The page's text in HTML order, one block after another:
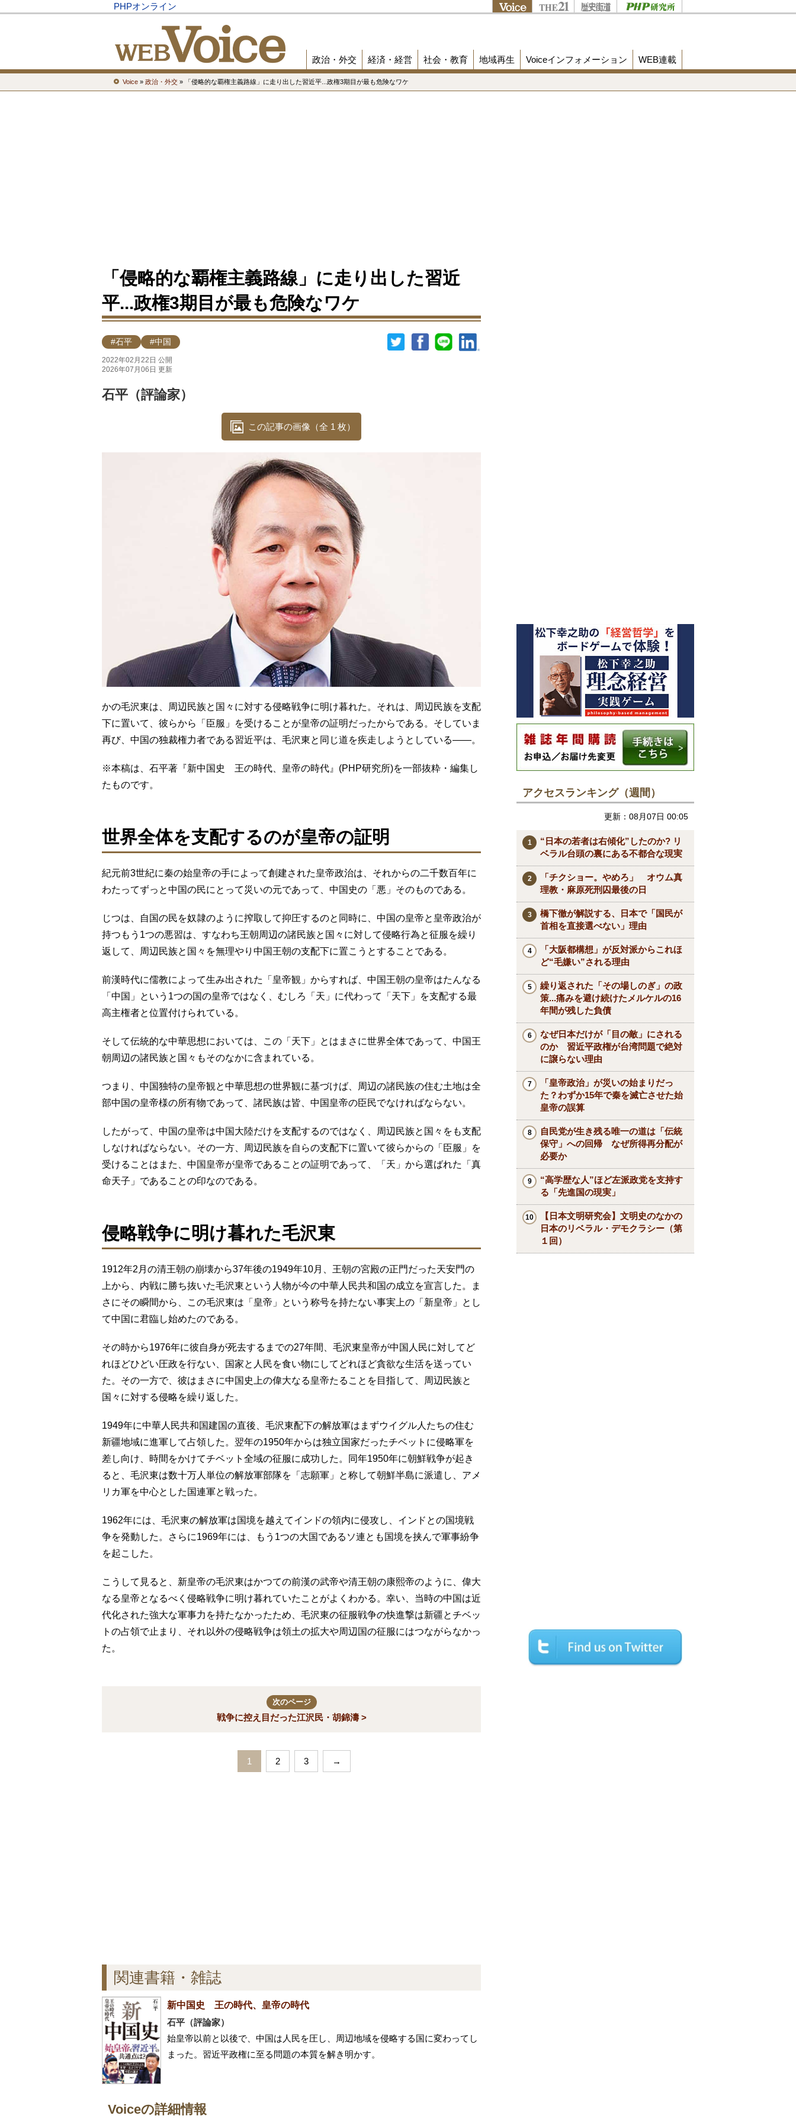
PHPオンライン
政治・外交 経済・経営 社会・教育 地域再生 Voiceインフォメーション WEB連載
Voice » 政治・外交 » 「侵略的な覇権主義路線」に走り出した習近平...政権3期目が最も危険なワケ
「侵略的な覇権主義路線」に走り出した習近
平...政権3期目が最も危険なワケ
#石平 #中国
2022年02月22日 公開
2026年07月06日 更新
石平（評論家）
この記事の画像（全 1 枚）
かの毛沢東は、周辺民族と国々に対する侵略戦争に明け暮れた。それは、周辺民族を支配
下に置いて、彼らから「臣服」を受けることが皇帝の証明だったからである。そしていま
再び、中国の独裁権力者である習近平は、毛沢東と同じ道を疾走しようとしている――。
※本稿は、石平著『新中国史 王の時代、皇帝の時代』(PHP研究所)を一部抜粋・編集し
たものです。
世界全体を支配するのが皇帝の証明
紀元前3世紀に秦の始皇帝の手によって創建された皇帝政治は、それからの二千数百年に
わたってずっと中国の民にとって災いの元であって、中国史の「悪」そのものである。
じつは、自国の民を奴隷のように搾取して抑圧するのと同時に、中国の皇帝と皇帝政治が
持つもう1つの悪習は、すなわち王朝周辺の諸民族と国々に対して侵略行為と征服を繰り
返して、周辺民族と国々を無理やり中国王朝の支配下に置こうとすることである。
前漢時代に儒教によって生み出された「皇帝観」からすれば、中国王朝の皇帝はたんなる
「中国」という1つの国の皇帝ではなく、むしろ「天」に代わって「天下」を支配する最
高主権者と位置付けられている。
そして伝統的な中華思想においては、この「天下」とはまさに世界全体であって、中国王
朝周辺の諸民族と国々もそのなかに含まれている。
つまり、中国独特の皇帝観と中華思想の世界観に基づけば、周辺の諸民族の住む土地は全
部中国の皇帝様の所有物であって、諸民族は皆、中国皇帝の臣民でなければならない。
したがって、中国の皇帝は中国大陸だけを支配するのではなく、周辺民族と国々をも支配
しなければならない。その一方、周辺民族を自らの支配下に置いて彼らからの「臣服」を
受けることはまた、中国皇帝が皇帝であることの証明であって、「天」から選ばれた「真
命天子」であることの印なのである。
侵略戦争に明け暮れた毛沢東
1912年2月の清王朝の崩壊から37年後の1949年10月、王朝の宮殿の正門だった天安門の
上から、内戦に勝ち抜いた毛沢東という人物が今の中華人民共和国の成立を宣言した。ま
さにその瞬間から、この毛沢東は「皇帝」という称号を持たない事実上の「新皇帝」とし
て中国に君臨し始めたのである。
その時から1976年に彼自身が死去するまでの27年間、毛沢東皇帝が中国人民に対してど
れほどひどい圧政を行ない、国家と人民を食い物にしてどれほど貪欲な生活を送ってい
た。その一方で、彼はまさに中国史上の偉大なる皇帝たることを目指して、周辺民族と
国々に対する侵略を繰り返した。
1949年に中華人民共和国建国の直後、毛沢東配下の解放軍はまずウイグル人たちの住む
新疆地域に進軍して占領した。翌年の1950年からは独立国家だったチベットに侵略軍を
差し向け、時間をかけてチベット全域の征服に成功した。同年1950年に朝鮮戦争が起き
ると、毛沢東は数十万人単位の解放軍部隊を「志願軍」と称して朝鮮半島に派遣し、アメ
リカ軍を中心とした国連軍と戦った。
1962年には、毛沢東の解放軍は国境を越えてインドの領内に侵攻し、インドとの国境戦
争を発動した。さらに1969年には、もう1つの大国であるソ連とも国境を挟んで軍事紛争
を起こした。
こうして見ると、新皇帝の毛沢東はかつての前漢の武帝や清王朝の康熙帝のように、偉大
なる皇帝となるべく侵略戦争に明け暮れていたことがよくわかる。幸い、当時の中国は近
代化された強大な軍事力を持たなかったため、毛沢東の征服戦争の快進撃は新疆とチベッ
トの占領で止まり、それ以外の侵略戦争は領土の拡大や周辺国の征服にはつながらなかっ
た。
次のページ
戦争に控え目だった江沢民・胡錦濤 >
1 2 3 →
関連書籍・雑誌
新中国史 王の時代、皇帝の時代
石平（評論家）
始皇帝以前と以後で、中国は人民を圧し、周辺地域を侵略する国に変わってし
まった。習近平政権に至る問題の本質を解き明かす。
Voiceの詳細情報
アクセスランキング（週間）
更新：08月07日 00:05
“日本の若者は右傾化”したのか? リ
ベラル台頭の裏にある不都合な現実
「チクショー。やめろ」 オウム真
理教・麻原死刑囚最後の日
橋下徹が解説する、日本で「国民が
首相を直接選べない」理由
「大阪都構想」が反対派からこれほ
ど“毛嫌い”される理由
繰り返された「その場しのぎ」の政
策...痛みを避け続けたメルケルの16
年間が残した負債
なぜ日本だけが「目の敵」にされる
のか 習近平政権が台湾問題で絶対
に譲らない理由
「皇帝政治」が災いの始まりだっ
た？わずか15年で秦を滅亡させた始
皇帝の誤算
自民党が生き残る唯一の道は「伝統
保守」への回帰 なぜ所得再分配が
必要か
“高学歴な人”ほど左派政党を支持す
る「先進国の現実」
【日本文明研究会】文明史のなかの
日本のリベラル・デモクラシー（第
１回）